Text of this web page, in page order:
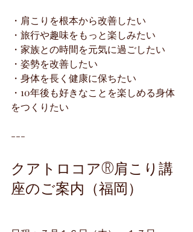
・肩こりを根本から改善したい
・旅行や趣味をもっと楽しみたい
・家族との時間を元気に過ごしたい
・姿勢を改善したい
・身体を長く健康に保ちたい
・10年後も好きなことを楽しめる身体
をつくりたい
---
クアトロコア®肩こり講
座のご案内（福岡）